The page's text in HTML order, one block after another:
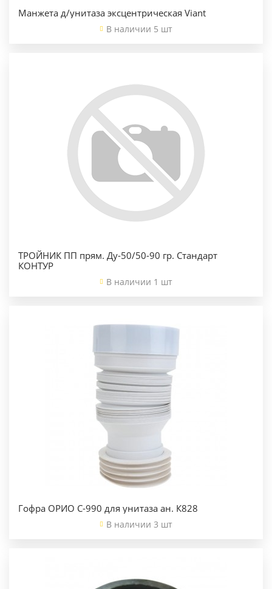
Манжета д/унитаза эксцентрическая Viant
В наличии 5 шт
ТРОЙНИК ПП прям. Ду-50/50-90 гр. Стандарт
КОНТУР
В наличии 1 шт
Гофра ОРИО С-990 для унитаза ан. К828
В наличии 3 шт